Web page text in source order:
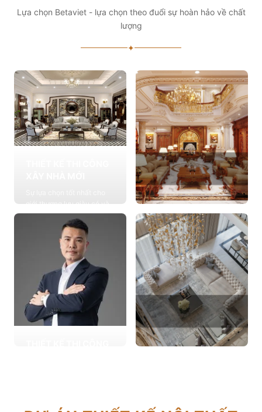
Lựa chọn Betaviet - lựa chọn theo đuổi sự hoàn hảo về chất
lượng
✦
giới thượng lưu giàu có và
đẳng cấp, cung cấp các
giải pháp thiết kế chuyên
Xem chi tiết
THIẾT KẾ THI CÔNG
NỘI THẤT
Cung cấp các giải pháp
theo phong cách sống với
thiết kế nội thất thông minh
mang tính thẩm mỹ cao
Xem chi tiết
lựa chọn từ các gia đình